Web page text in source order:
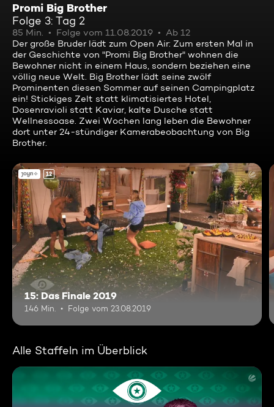
Promi Big Brother
Folge 3: Tag 2
85 Min. Folge vom 11.08.2019
Ab 12
Der große Bruder lädt zum Open Air: Zum ersten Mal in
der Geschichte von "Promi Big Brother" wohnen die
Bewohner nicht in einem Haus, sondern beziehen eine
völlig neue Welt. Big Brother lädt seine zwölf
Prominenten diesen Sommer auf seinen Campingplatz
ein! Stickiges Zelt statt klimatisiertes Hotel,
Dosenravioli statt Kaviar, kalte Dusche statt
Wellnessoase. Zwei Wochen lang leben die Bewohner
dort unter 24-stündiger Kamerabeobachtung von Big
Brother.
12
15: Das Finale 2019
146 Min. Folge vom 23.08.2019
Alle Staffeln im Überblick